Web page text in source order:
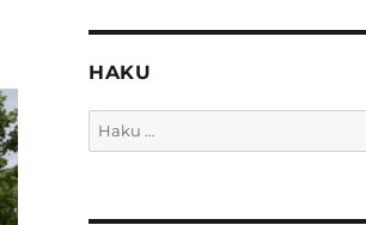
HAKU
Etsi: